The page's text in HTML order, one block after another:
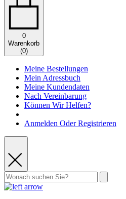
0
Warenkorb
(0)
Meine Bestellungen
Mein Adressbuch
Meine Kundendaten
Nach Vereinbarung
Können Wir Helfen?
Anmelden Oder Registrieren